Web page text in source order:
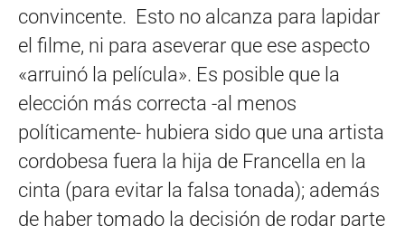
convincente. Esto no alcanza para lapidar
el filme, ni para aseverar que ese aspecto
«arruinó la película». Es posible que la
elección más correcta -al menos
políticamente- hubiera sido que una artista
cordobesa fuera la hija de Francella en la
cinta (para evitar la falsa tonada); además
de haber tomado la decisión de rodar parte